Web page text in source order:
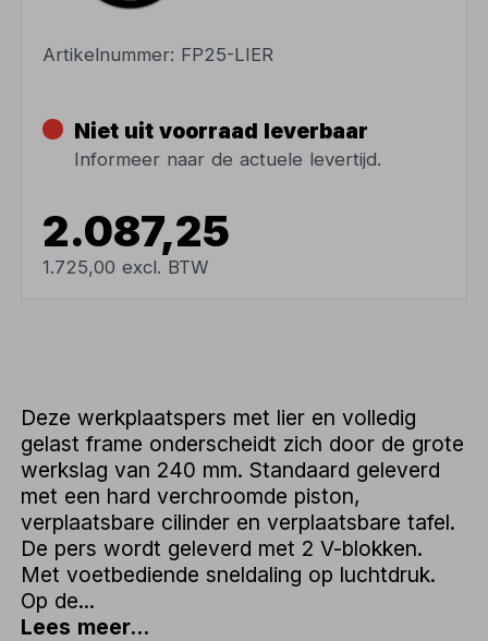
Artikelnummer: FP25-LIER
Niet uit voorraad leverbaar
Informeer naar de actuele levertijd.
2.087,25
1.725,00 excl. BTW
Deze werkplaatspers met lier en volledig
gelast frame onderscheidt zich door de grote
werkslag van 240 mm. Standaard geleverd
met een hard verchroomde piston,
verplaatsbare cilinder en verplaatsbare tafel.
De pers wordt geleverd met 2 V-blokken.
Met voetbediende sneldaling op luchtdruk.
Op de...
Lees meer...